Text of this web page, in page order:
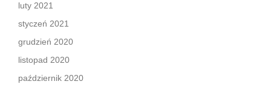
luty 2021
styczeń 2021
grudzień 2020
listopad 2020
październik 2020